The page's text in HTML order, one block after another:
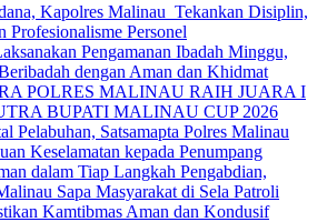
Kapolres Malinau Tekankan Disiplin,
Profesionalisme Personel
Pengamanan Ibadah Minggu,
dengan Aman dan Khidmat
POLRES MALINAU RAIH JUARA I
BUPATI MALINAU CUP 2026
Pelabuhan, Satsamapta Polres Malinau
Keselamatan kepada Penumpang
dalam Tiap Langkah Pengabdian,
Sapa Masyarakat di Sela Patroli
Kamtibmas Aman dan Kondusif